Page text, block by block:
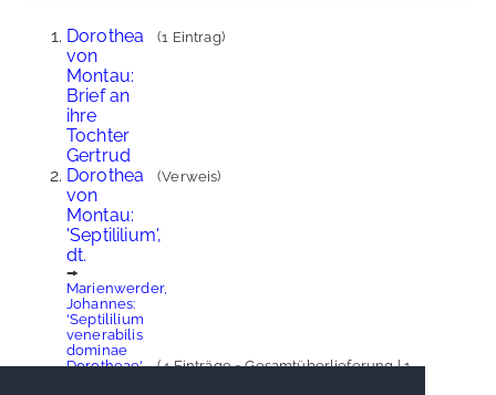
Dorothea
von
Montau:
Brief an
ihre
Tochter
Gertrud
(1 Eintrag)
Dorothea
von
Montau:
'Septililium',
dt.
(Verweis)
🠚
Marienwerder,
Johannes:
'Septililium
venerabilis
dominae
Dorotheae'
(4 Einträge = Gesamtüberlieferung | 1